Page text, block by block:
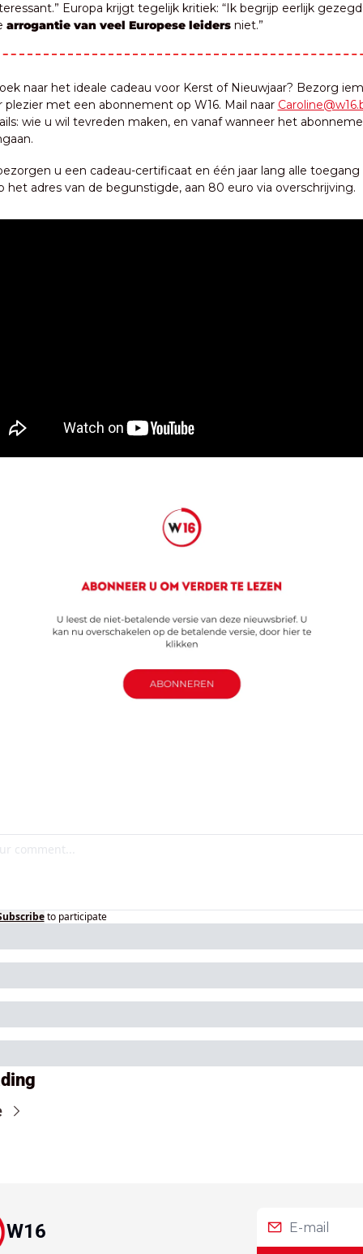
Europa krijgt tegelijk kritiek: “Ik begrijp eerlijk gezegd
arrogantie van veel Europese leiders niet.”
naar het ideale cadeau voor Kerst of Nieuwjaar? Bezorg
plezier met een abonnement op W16. Mail naar
wie u wil tevreden maken, en vanaf wanneer het
u een cadeau-certificaat en één jaar lang alle toegang
het adres van de begunstigde, aan 80 euro via overschrijving.
to participate
W16